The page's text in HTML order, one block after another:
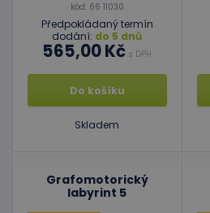
kód: 66 11030
Předpokládaný termín
dodání: do 5 dnů
565,00 Kč s DPH
Do košíku
Skladem
Grafomotorický
labyrint 5